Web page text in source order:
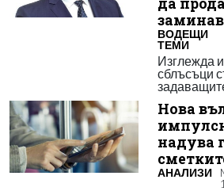
ВОДЕЩИ
ТЕМИ
Изглежда
сблъсъци
Нова
надува
АНАЛИЗИ